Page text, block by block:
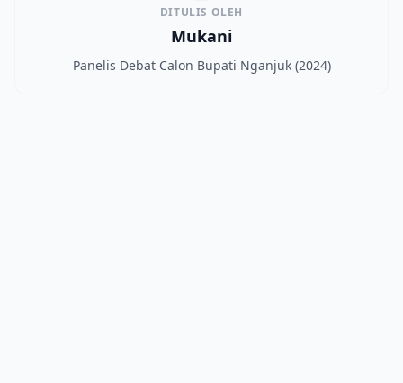
DITULIS OLEH
Mukani
Panelis Debat Calon Bupati Nganjuk (2024)